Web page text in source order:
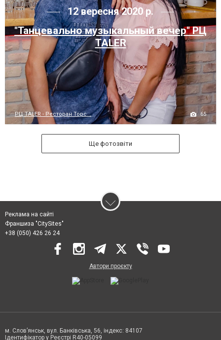
12 вересня 2020 р.
"Танцевально музыкальный вечер" РЦ
TALER
РЦ TALER - Ресторан Торс... 65
Ще фотозвіти
Реклама на сайті
Франшиза "CitySites"
+38 (050) 426 26 24
Автори проєкту
м. Слов’янськ, вул. Банківська, 56, індекс: 84107
Ідентифікатор у Реєстрі R40-05099